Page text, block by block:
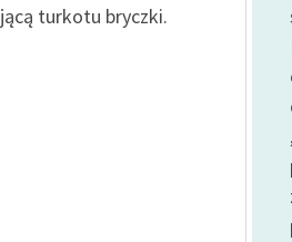
inspiracje.
skandynawskiej
turkotu bryczki.